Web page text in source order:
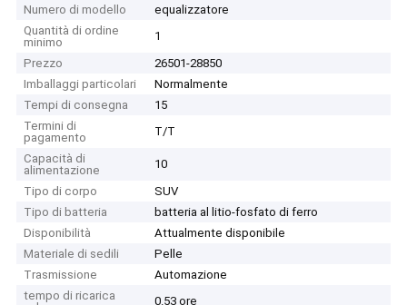
Numero di modello
equalizzatore
Quantità di ordine
minimo
1
Prezzo
26501-28850
Imballaggi particolari
Normalmente
Tempi di consegna
15
Termini di
pagamento
T/T
Capacità di
alimentazione
10
Tipo di corpo
SUV
Tipo di batteria
batteria al litio-fosfato di ferro
Disponibilità
Attualmente disponibile
Materiale di sedili
Pelle
Trasmissione
Automazione
tempo di ricarica
0.53 ore